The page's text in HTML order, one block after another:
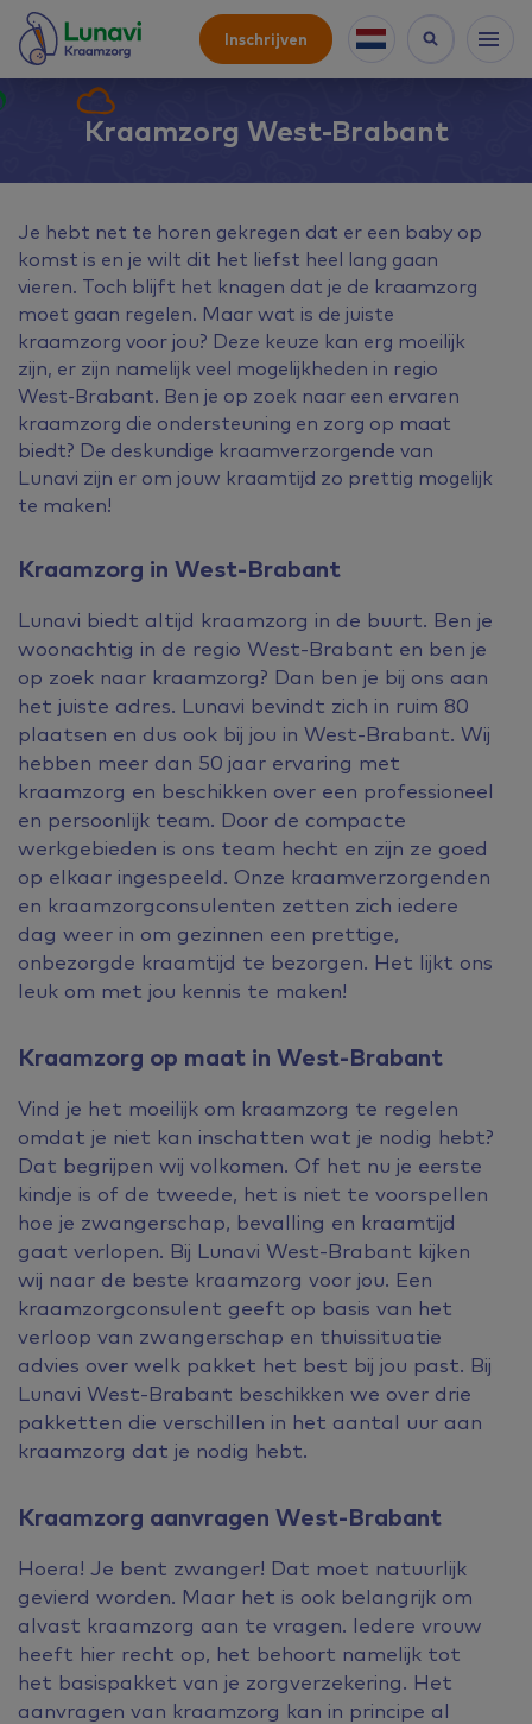
Inschrijven
Kraamzorg West-Brabant
Je hebt net te horen gekregen dat er een baby op
komst is en je wilt dit het liefst heel lang gaan
vieren. Toch blijft het knagen dat je de kraamzorg
moet gaan regelen. Maar wat is de juiste
kraamzorg voor jou? Deze keuze kan erg moeilijk
zijn, er zijn namelijk veel mogelijkheden in regio
West-Brabant. Ben je op zoek naar een ervaren
kraamzorg die ondersteuning en zorg op maat
biedt? De deskundige kraamverzorgende van
Lunavi zijn er om jouw kraamtijd zo prettig mogelijk
te maken!
Kraamzorg in West-Brabant
Lunavi biedt altijd kraamzorg in de buurt. Ben je
woonachtig in de regio West-Brabant en ben je
op zoek naar kraamzorg? Dan ben je bij ons aan
het juiste adres. Lunavi bevindt zich in ruim 80
plaatsen en dus ook bij jou in West-Brabant. Wij
hebben meer dan 50 jaar ervaring met
kraamzorg en beschikken over een professioneel
en persoonlijk team. Door de compacte
werkgebieden is ons team hecht en zijn ze goed
op elkaar ingespeeld. Onze kraamverzorgenden
en kraamzorgconsulenten zetten zich iedere
dag weer in om gezinnen een prettige,
onbezorgde kraamtijd te bezorgen. Het lijkt ons
leuk om met jou kennis te maken!
Kraamzorg op maat in West-Brabant
Vind je het moeilijk om kraamzorg te regelen
omdat je niet kan inschatten wat je nodig hebt?
Dat begrijpen wij volkomen. Of het nu je eerste
kindje is of de tweede, het is niet te voorspellen
hoe je zwangerschap, bevalling en kraamtijd
gaat verlopen. Bij Lunavi West-Brabant kijken
wij naar de beste kraamzorg voor jou. Een
kraamzorgconsulent geeft op basis van het
verloop van zwangerschap en thuissituatie
advies over welk pakket het best bij jou past. Bij
Lunavi West-Brabant beschikken we over drie
pakketten die verschillen in het aantal uur aan
kraamzorg dat je nodig hebt.
Kraamzorg aanvragen West-Brabant
Hoera! Je bent zwanger! Dat moet natuurlijk
gevierd worden. Maar het is ook belangrijk om
alvast kraamzorg aan te vragen. Iedere vrouw
heeft hier recht op, het behoort namelijk tot
het basispakket van je zorgverzekering. Het
aanvragen van kraamzorg kan in principe al